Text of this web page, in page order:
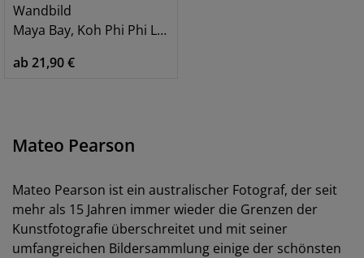
Wandbild
Maya Bay, Koh Phi Phi Leh, Thailand
ab 21,90 €
Mateo Pearson
Mateo Pearson ist ein australischer Fotograf, der seit
mehr als 15 Jahren immer wieder die Grenzen der
Kunstfotografie überschreitet und mit seiner
umfangreichen Bildersammlung einige der schönsten